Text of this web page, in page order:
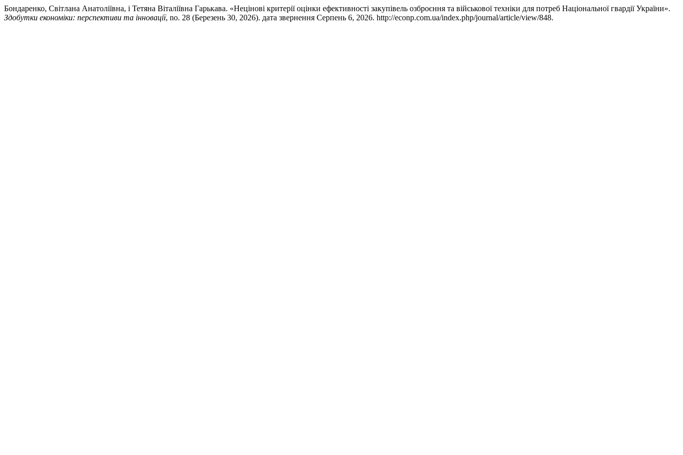
Бондаренко, Світлана Анатоліївна, і Тетяна Віталіївна Гарькава. «Нецінові критерії оцінки ефективності закупівель озброєння та військової техніки для потреб Національної гвардії України».
Здобутки економіки: перспективи та інновації, no. 28 (Березень 30, 2026). дата звернення Серпень 6, 2026. http://econp.com.ua/index.php/journal/article/view/848.